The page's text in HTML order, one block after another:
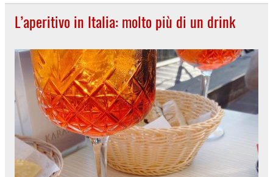
L’aperitivo in Italia: molto più di un drink